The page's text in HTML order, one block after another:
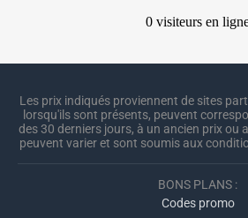
Les prix indiqués proviennent de sites
lorsqu'ils sont présents, peuvent
des 30 derniers jours, à un ancien prix ou
peuvent varier et sont soumis aux
BONS PLANS :
Codes promo